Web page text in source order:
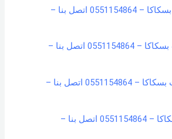
شركة تنظيف خزانات بسكاكا – 0551154864 اتصل بنا –
شركة تنظيف مكيفات بسكاكا – 0551154864 اتصل بنا –
شركة مكافحة حشرات بسكاكا – 0551154864 اتصل بنا –
شركة رش مبيدات بسكاكا – 0551154864 اتصل بنا –